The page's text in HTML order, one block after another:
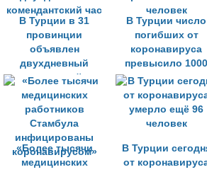
В Турции в 31
провинции
объявлен
двухдневный
комендантский час
В Турции число
погибших от
коронавируса
превысило 1000
человек
«Более тысячи
медицинских
В Турции
от